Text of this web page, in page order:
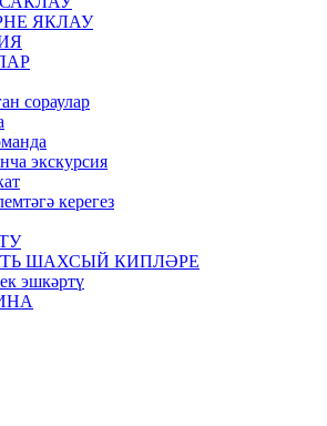
ЯКЛАУ
сораулар
экскурсия
керегез
ШАХСЫЙ КИПЛӘРЕ
эшкәртү